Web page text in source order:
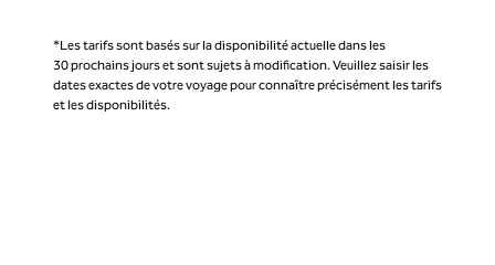
*Les tarifs sont basés sur la disponibilité actuelle dans les
30 prochains jours et sont sujets à modification. Veuillez saisir les
dates exactes de votre voyage pour connaître précisément les tarifs
et les disponibilités.